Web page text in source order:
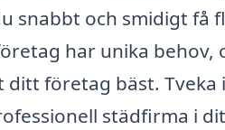
snabbt och smidigt få
har unika behov,
ditt företag bäst. Tveka
städfirma i